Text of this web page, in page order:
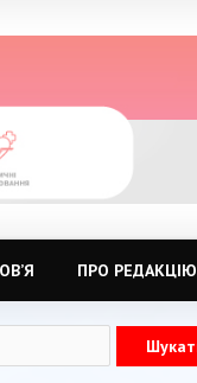
ПРО РЕДАКЦІЮ